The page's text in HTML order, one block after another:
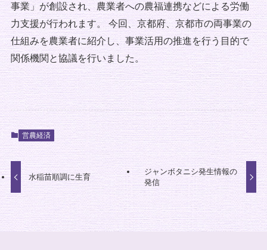
事業」が創設され、農業者への農福連携などによる労働
力支援が行われます。 今回、京都府、京都市の両事業の
仕組みを農業者に紹介し、事業活用の推進を行う目的で
関係機関と協議を行いました。
営農経済
水稲苗順調に生育
ジャンボタニシ発生情報の
発信